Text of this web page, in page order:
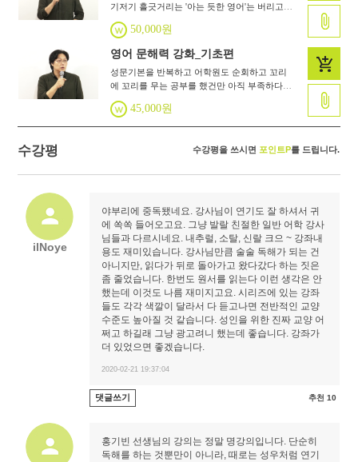
기저기 흘긋거리는 '아는 듯한 영어'는 버리고
실제적인 문해력을 기를 때입니다. 초급과 중급
의 분기점이 되는 추억의 어린 왕자로 첫걸음을
딛으세요
50,000원
영어 문해력 강화_기초편
성문기본을 반복하고 어학원도 순회하고 꼬리
에 꼬리를 무는 공부를 했건만 아직 부족하다
면? 회화나 찍기 기술이 아닌 영어 문해력
literacy이 답입니다. 성인을 위한 진짜 영어강
의!
45,000원
수강평 수강평을 쓰시면 포인트P를 드립니다.
ilNoye
야부리에 중독됐네요. 강사님이 연기도 잘 하셔서 귀
에 쏙쏙 들어오고요. 그냥 발랄 친절한 일반 어학 강사
님들과 다르시네요. 내추럴, 소탈, 신랄 크으 ~ 강좌내
용도 재미있습니다. 강사님만큼 술술 독해가 되는 건
아니지만, 읽다가 뒤로 돌아가고 왔다갔다 하는 짓은
좀 줄었습니다. 한번도 원서를 읽는다 이런 생각은 안
했는데 이것도 나름 재미지고요. 시리즈에 있는 강좌
들도 각각 색깔이 달라서 다 듣고나면 전반적인 교양
수준도 높아질 것 같습니다. 성인을 위한 진짜 교양 어
쩌고 하길래 그냥 광고려니 했는데 좋습니다. 강좌가
더 있었으면 좋겠습니다.
2020-02-21 19:37:04
댓글쓰기 추천 10
홍기빈 선생님의 강의는 정말 명강의입니다. 단순히
독해를 하는 것뿐만이 아니라, 때로는 성우처럼 연기